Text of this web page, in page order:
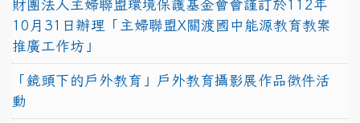
財團法人主婦聯盟環境保護基金會會謹訂於112年
10月31日辦理「主婦聯盟X關渡國中能源教育教案
推廣工作坊」
「鏡頭下的戶外教育」戶外教育攝影展作品徵件活
動